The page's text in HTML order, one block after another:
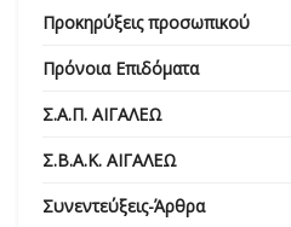
Προκηρύξεις προσωπικού
Πρόνοια Επιδόματα
Σ.Α.Π. ΑΙΓΑΛΕΩ
Σ.Β.Α.Κ. ΑΙΓΑΛΕΩ
Συνεντεύξεις-Άρθρα